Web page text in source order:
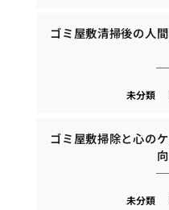
ゴミ屋敷清掃後の人
未分類
ゴミ屋敷掃除と心の
未分類